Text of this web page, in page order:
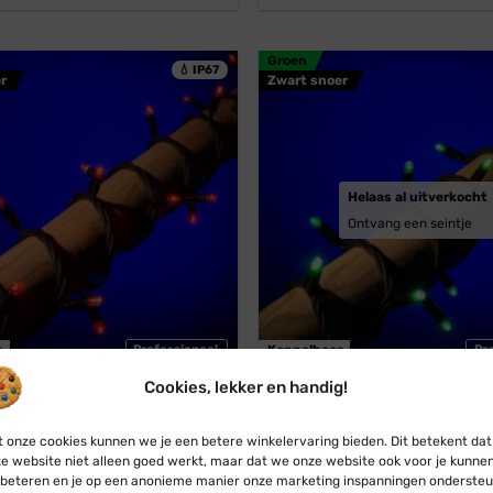
Cookies, lekker en handig!
onze cookies kunnen we je een betere winkelervaring bieden. Dit betekent dat
website niet alleen goed werkt, maar dat we onze website ook voor je
en je op een anonieme manier onze marketing inspanningen
💧 IP67
Professioneel
· Koppelbaar ·
LED · IP67
Oorspronkelijke
€37,45Huidige
Groen
Zwart snoer
Koppelbaar
Helaas al uitverkocht
Ontvang een seintje
Groene kerstverlichting ·
· 10m · 100 LED · IP67
€41,45 Oorspronkelijke
€37,45Huidige